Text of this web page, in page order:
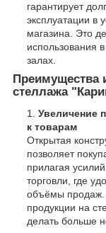
гарантирует
эксплуатации в
магазина. Это
использования
залах.
Преимущества
стеллажа
Увеличение
к товарам
Открытая
позволяет
прилагая
торговли, где
объёмы продаж.
продукции на
делать больше